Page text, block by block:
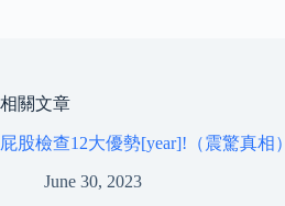
相關文章
屁股檢查12大優勢[year]!（震驚真相）
June 30, 2023